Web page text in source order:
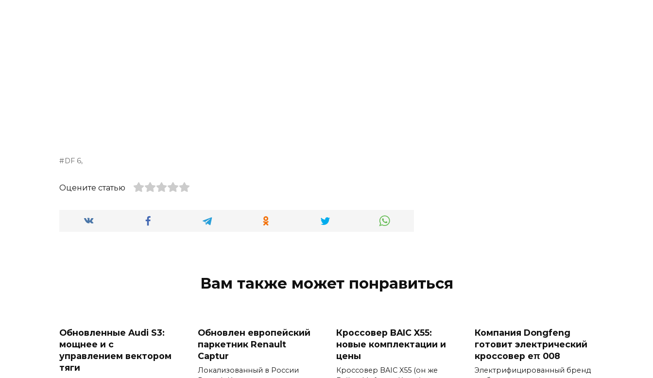
DF 6,
Оцените статью
Вам также может понравиться
Обновленные Audi S3:
мощнее и с
управлением вектором
тяги
Обновлен европейский
паркетник Renault
Captur
Локализованный в России
Кроссовер BAIC X55:
новые комплектации и
цены
Кроссовер BAIC X55 (он же
Компания Dongfeng
готовит электрический
кроссовер eπ 008
Электрифицированный бренд